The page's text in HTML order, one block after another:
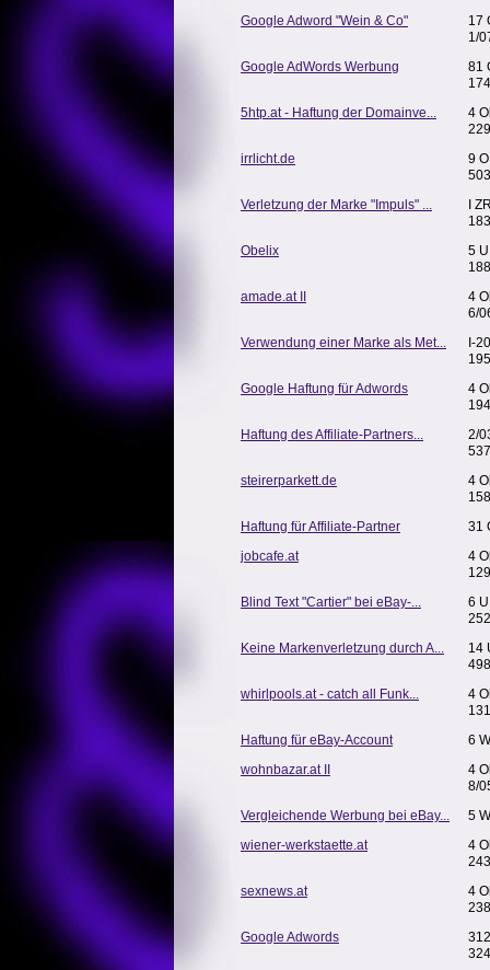
Google Adword "Wein & Co"
17
1/
Google AdWords Werbung
81
5htp.at - Haftung der Domainve...
4
irrlicht.de
9 O
Verletzung der Marke "Impuls" ...
I
Obelix
5 U
amade.at II
4
6/
Verwendung einer Marke als Met...
I-
Google Haftung für Adwords
4
Haftung des Affiliate-Partners...
2/
steirerparkett.de
4
Haftung für Affiliate-Partner
31
jobcafe.at
4
Blind Text "Cartier" bei eBay-...
6 U
Keine Markenverletzung durch A...
14
whirlpools.at - catch all Funk...
4
Haftung für eBay-Account
6
wohnbazar.at II
4
8/
Vergleichende Werbung bei eBay...
5
wiener-werkstaette.at
4
sexnews.at
4
Google Adwords